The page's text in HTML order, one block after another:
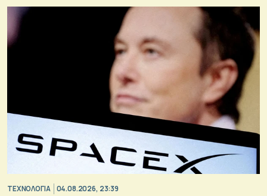
ΤΕΧΝΟΛΟΓΙΑ 04.08.2026, 23:39